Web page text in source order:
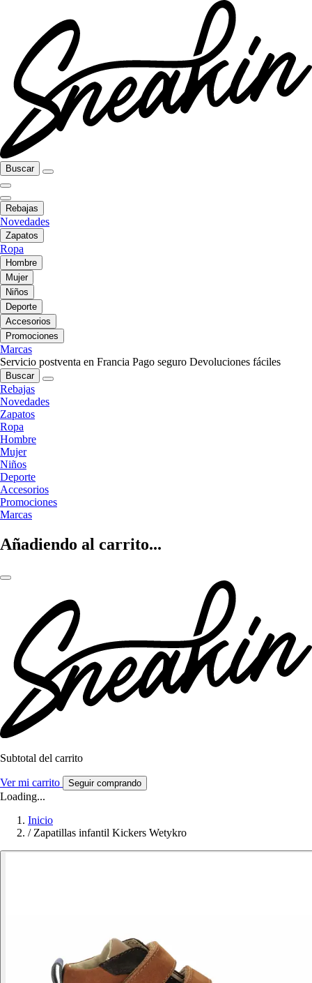
Buscar
Rebajas
Novedades
Zapatos
Ropa
Hombre
Mujer
Niños
Deporte
Accesorios
Promociones
Marcas
Servicio postventa en Francia Pago seguro Devoluciones fáciles
Buscar
Rebajas
Novedades
Zapatos
Ropa
Hombre
Mujer
Niños
Deporte
Accesorios
Promociones
Marcas
Añadiendo al carrito...
Subtotal del carrito
Ver mi carrito Seguir comprando
Loading...
Inicio
/ Zapatillas infantil Kickers Wetykro